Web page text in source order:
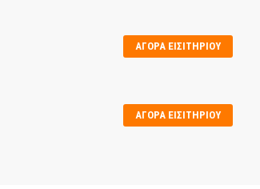
ΑΓΟΡΆ ΕΙΣΙΤΗΡΊΟΥ
ΑΓΟΡΆ ΕΙΣΙΤΗΡΊΟΥ